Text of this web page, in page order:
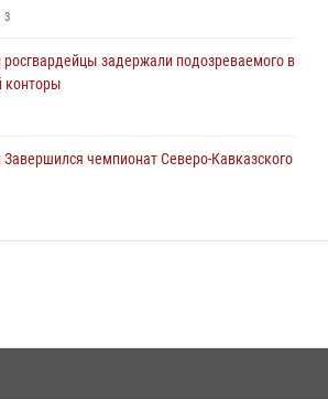
округе Виталием Кузнецовым
3
задержали подозреваемого в
конторы
чемпионат Северо-Кавказского